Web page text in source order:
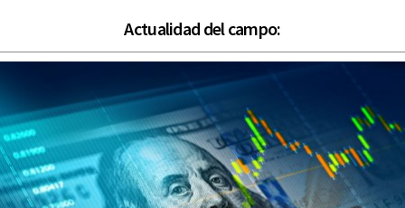
Actualidad del campo: